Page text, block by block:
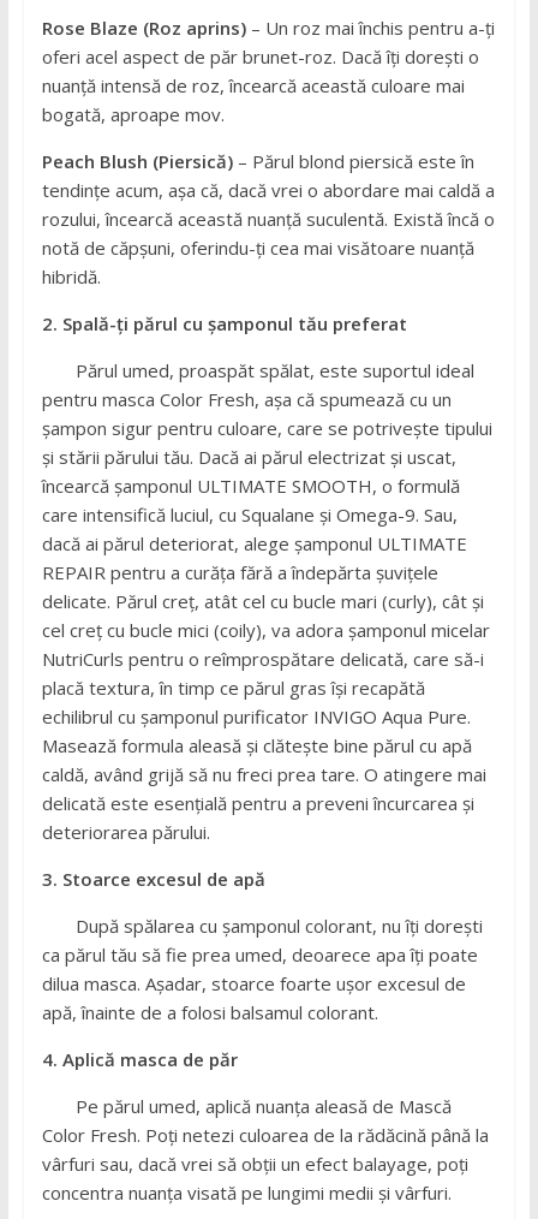
Rose Blaze (Roz aprins)– Un roz mai închis pentru a-ți
oferi acel aspect de păr brunet-roz. Dacă îți dorești o
nuanță intensă de roz, încearcă această culoare mai
bogată, aproape mov.
Peach Blush (Piersică)– Părul blond piersică este în
tendințe acum, așa că, dacă vrei o abordare mai caldă a
rozului, încearcă această nuanță suculentă. Există încă o
notă de căpșuni, oferindu-ți cea mai visătoare nuanță
hibridă.
2. Spală-ți părul cu șamponul tău preferat
Părul umed, proaspăt spălat, este suportul ideal
pentru masca Color Fresh, așa că spumează cu un
șampon sigur pentru culoare, care se potrivește tipului
și stării părului tău. Dacă ai părul electrizat și uscat,
încearcă șamponul ULTIMATE SMOOTH, o formulă
care intensifică luciul, cu Squalane și Omega-9. Sau,
dacă ai părul deteriorat, alege șamponul ULTIMATE
REPAIR pentru a curăța fără a îndepărta șuvițele
delicate. Părul creț, atât cel cu bucle mari (curly), cât și
cel creț cu bucle mici (coily), va adora șamponul micelar
NutriCurls pentru o reîmprospătare delicată, care să-i
placă textura, în timp ce părul gras își recapătă
echilibrul cu șamponul purificator INVIGO Aqua Pure.
Masează formula aleasă și clătește bine părul cu apă
caldă, având grijă să nu freci prea tare. O atingere mai
delicată este esențială pentru a preveni încurcarea și
deteriorarea părului.
3. Stoarce excesul de apă
După spălarea cu șamponul colorant, nu îți dorești
ca părul tău să fie prea umed, deoarece apa îți poate
dilua masca. Așadar, stoarce foarte ușor excesul de
apă, înainte de a folosi balsamul colorant.
4. Aplică masca de păr
Pe părul umed, aplică nuanța aleasă de Mască
Color Fresh. Poți netezi culoarea de la rădăcină până la
vârfuri sau, dacă vrei să obții un efect balayage, poți
concentra nuanța visată pe lungimi medii și vârfuri.